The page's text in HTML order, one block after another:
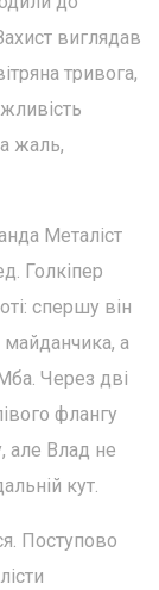
виглядав
тривога,
жаль,
Металіст
Голкіпер
спершу він
а
Через дві
флангу
але Влад не
кут.
Поступово